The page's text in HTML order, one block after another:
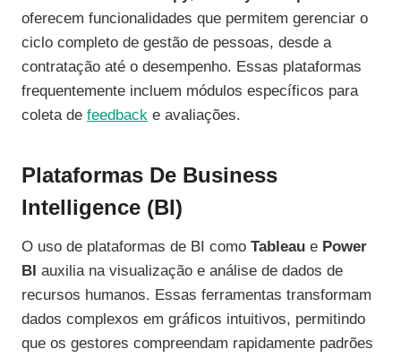
oferecem funcionalidades que permitem gerenciar o
ciclo completo de gestão de pessoas, desde a
contratação até o desempenho. Essas plataformas
frequentemente incluem módulos específicos para
coleta de feedback e avaliações.
Plataformas De Business
Intelligence (BI)
O uso de plataformas de BI como Tableau e Power
BI auxilia na visualização e análise de dados de
recursos humanos. Essas ferramentas transformam
dados complexos em gráficos intuitivos, permitindo
que os gestores compreendam rapidamente padrões